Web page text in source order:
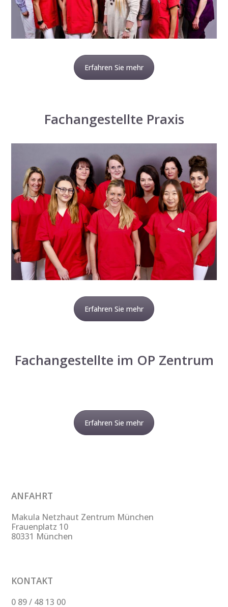
Erfahren Sie mehr
Fachangestellte Praxis
Erfahren Sie mehr
Fachangestellte im OP Zentrum
Erfahren Sie mehr
ANFAHRT
Makula Netzhaut Zentrum München
Frauenplatz 10
80331 München
KONTAKT
0 89 / 48 13 00